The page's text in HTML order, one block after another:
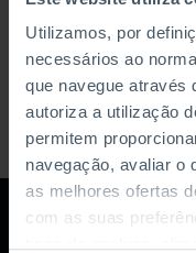
Utilizamos, por
necessários ao
que navegue através
autoriza a utilização
permitem
navegação, avaliar o
as melhores ofertas
com as suas